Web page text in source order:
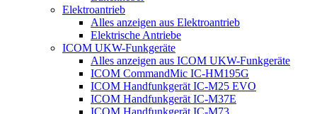
Elektroantrieb
Alles anzeigen aus Elektroantrieb
Elektrische Antriebe
ICOM UKW-Funkgeräte
Alles anzeigen aus ICOM UKW-Funkgeräte
ICOM CommandMic IC-HM195G
ICOM Handfunkgerät IC-M25 EVO
ICOM Handfunkgerät IC-M37E
ICOM Handfunkgerät IC-M73